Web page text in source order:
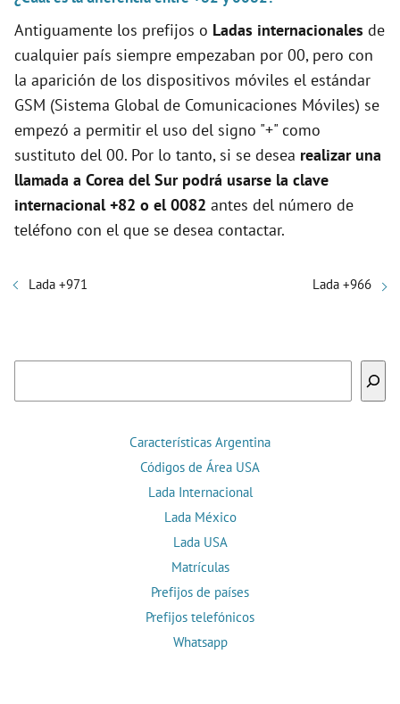
Antiguamente los prefijos o Ladas internacionales de
cualquier país siempre empezaban por 00, pero con
la aparición de los dispositivos móviles el estándar
GSM (Sistema Global de Comunicaciones Móviles) se
empezó a permitir el uso del signo "+" como
sustituto del 00. Por lo tanto, si se desea realizar una
llamada a Corea del Sur podrá usarse la clave
internacional +82 o el 0082 antes del número de
teléfono con el que se desea contactar.
Lada +971 Lada +966
Características Argentina
Códigos de Área USA
Lada Internacional
Lada México
Lada USA
Matrículas
Prefijos de países
Prefijos telefónicos
Whatsapp